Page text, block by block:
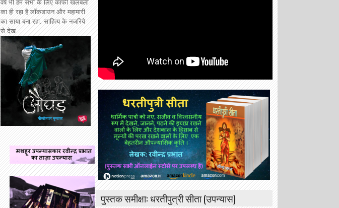
पुस्तक समीक्षा: धरतीपुत्री सीता (उपन्यास)
वर्ष भी हम सभी के लिए काफी खलबली
का ही रहा है लॉकडाउन और महामारी
का साया बना रहा. साहित्य के नजरिये
से देख...